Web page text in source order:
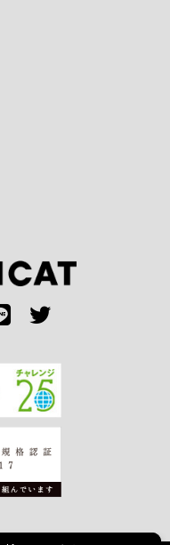
テックタンク 遮熱
UVカット
円(税込み)
詳しく見る